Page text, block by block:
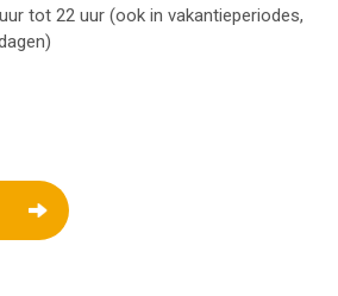
tot 22 uur (ook in vakantieperiodes,